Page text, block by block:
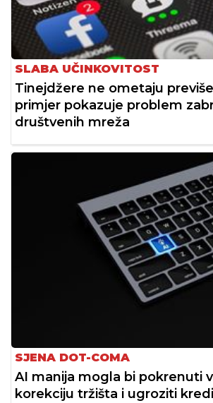
SLABA UČINKOVITOST
Tinejdžere ne ometaju
primjer pokazuje problem
društvenih mreža
SJENA DOT-COMA
AI manija mogla bi pokrenuti
korekciju tržišta i ugroziti